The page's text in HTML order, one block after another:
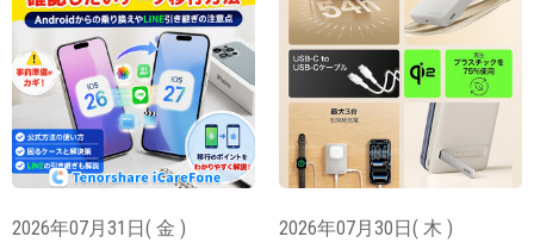
2026年07月31日( 金 ) 2026年07月30日( 木 )